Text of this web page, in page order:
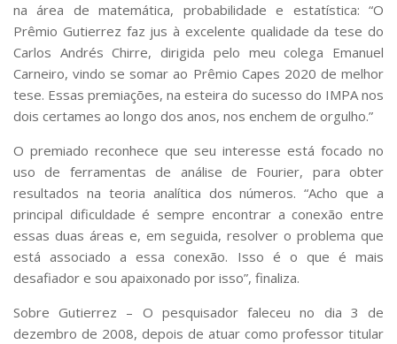
na área de matemática, probabilidade e estatística: “O
Prêmio Gutierrez faz jus à excelente qualidade da tese do
Carlos Andrés Chirre, dirigida pelo meu colega Emanuel
Carneiro, vindo se somar ao Prêmio Capes 2020 de melhor
tese. Essas premiações, na esteira do sucesso do IMPA nos
dois certames ao longo dos anos, nos enchem de orgulho.”
O premiado reconhece que seu interesse está focado no
uso de ferramentas de análise de Fourier, para obter
resultados na teoria analítica dos números. “Acho que a
principal dificuldade é sempre encontrar a conexão entre
essas duas áreas e, em seguida, resolver o problema que
está associado a essa conexão. Isso é o que é mais
desafiador e sou apaixonado por isso”, finaliza.
Sobre Gutierrez – O pesquisador faleceu no dia 3 de
dezembro de 2008, depois de atuar como professor titular